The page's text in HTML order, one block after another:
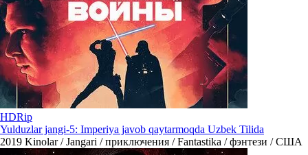
HDRip
Yulduzlar jangi-5: Imperiya javob qaytarmoqda Uzbek Tilida
2019 Kinolar / Jangari / приключения / Fantastika / фэнтези / США